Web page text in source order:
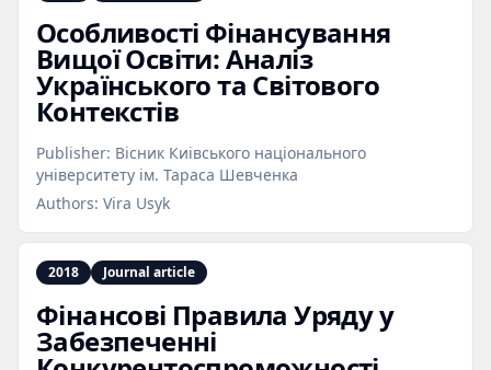
Особливості Фінансування
Вищої Освіти: Аналіз
Українського та Світового
Контекстів
Publisher: Вісник Киiвського нацiонального
унiверситету iм. Тараса Шевченка
Authors: Vira Usyk
2018 Journal article
Фінансові Правила Уряду у
Забезпеченні